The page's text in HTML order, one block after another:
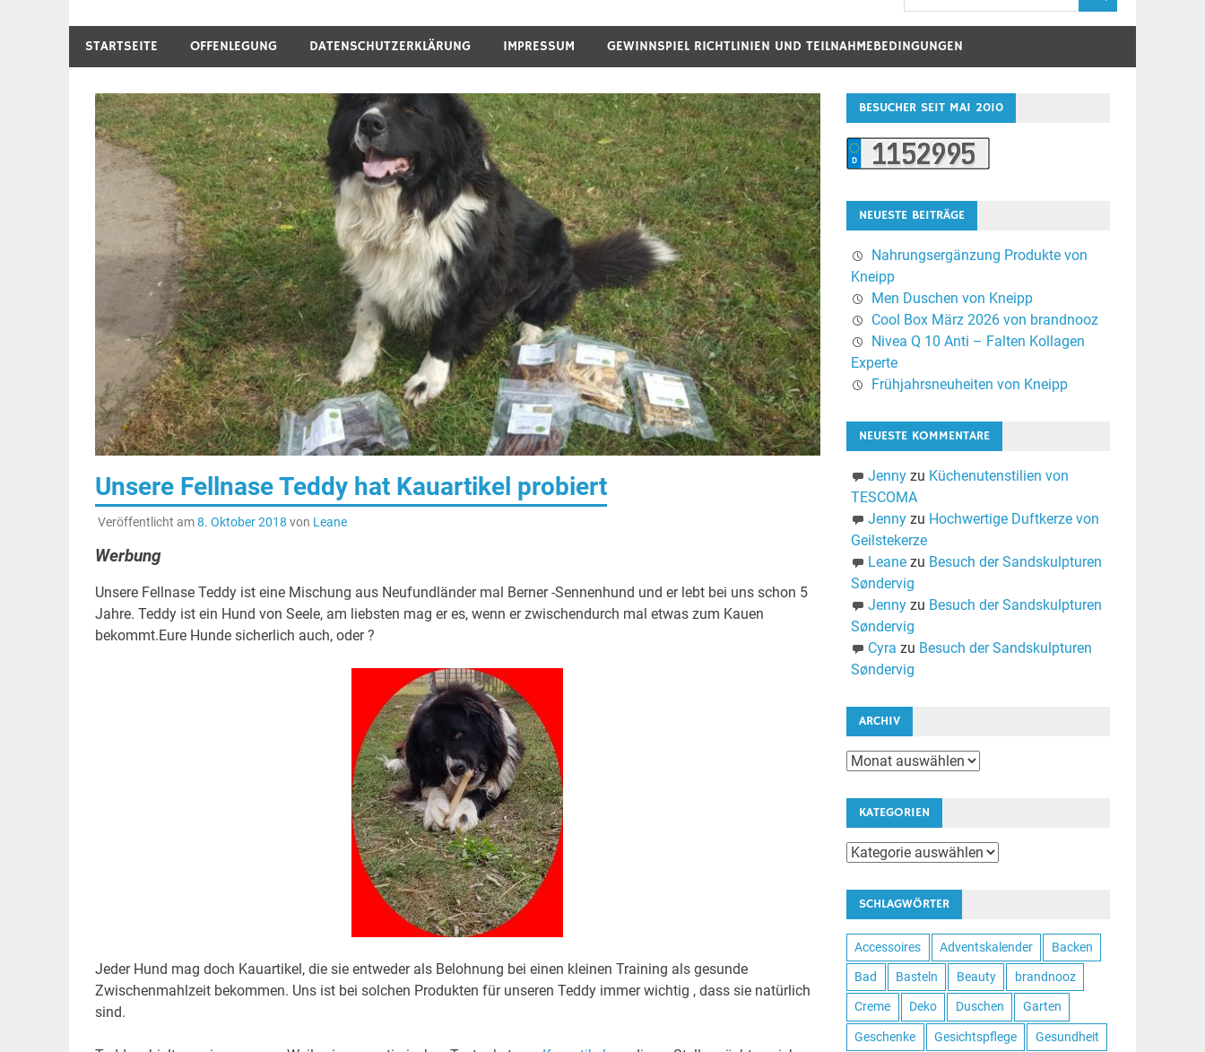
STARTSEITE OFFENLEGUNG DATENSCHUTZERKLÄRUNG IMPRESSUM GEWINNSPIEL RICHTLINIEN UND TEILNAHMEBEDINGUNGEN
Unsere Fellnase Teddy hat Kauartikel probiert
Veröffentlicht am8. Oktober 2018 von Leane
Werbung
Unsere Fellnase Teddy ist eine Mischung aus Neufundländer mal Berner -Sennenhund und er lebt bei uns schon 5
Jahre. Teddy ist ein Hund von Seele, am liebsten mag er es, wenn er zwischendurch mal etwas zum Kauen
bekommt.Eure Hunde sicherlich auch, oder ?
Jeder Hund mag doch Kauartikel, die sie entweder als Belohnung bei einen kleinen Training als gesunde
Zwischenmahlzeit bekommen. Uns ist bei solchen Produkten für unseren Teddy immer wichtig , dass sie natürlich
sind.
BESUCHER SEIT MAI 2010
NEUESTE BEITRÄGE
Nahrungsergänzung Produkte von
Kneipp
Men Duschen von Kneipp
Cool Box März 2026 von brandnooz
Nivea Q 10 Anti – Falten Kollagen
Experte
Frühjahrsneuheiten von Kneipp
NEUESTE KOMMENTARE
Jennyzu Küchenutenstilien von
TESCOMA
Jennyzu Hochwertige Duftkerze von
Geilstekerze
Leanezu Besuch der Sandskulpturen
Søndervig
Jennyzu Besuch der Sandskulpturen
Søndervig
Cyra zu Besuch der Sandskulpturen
Søndervig
ARCHIV
Archiv
KATEGORIEN
Kategorien
SCHLAGWÖRTER
Accessoires Adventskalender Backen
Bad Basteln Beauty brandnooz
Creme Deko Duschen Garten
Geschenke Gesichtspflege Gesundheit